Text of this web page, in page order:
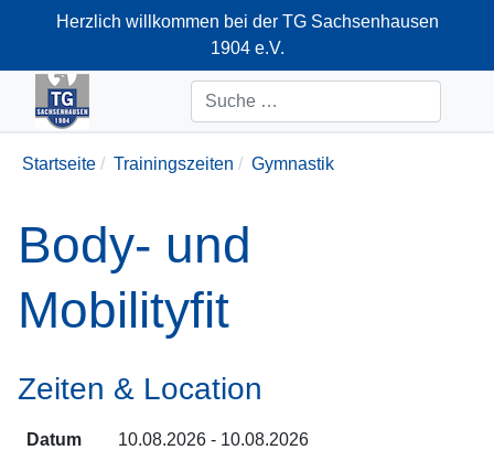
Herzlich willkommen bei der TG Sachsenhausen
1904 e.V.
+49-69-66374712
Suchen
Startseite Trainingszeiten Gymnastik
Body- und
Mobilityfit
Zeiten & Location
Datum 10.08.2026 - 10.08.2026